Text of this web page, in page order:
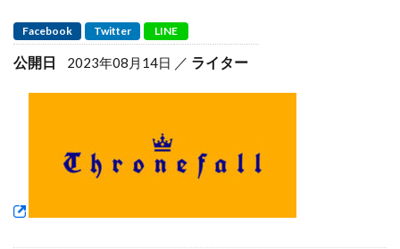
Facebook Twitter LINE
公開日 2023年08月14日 ライター